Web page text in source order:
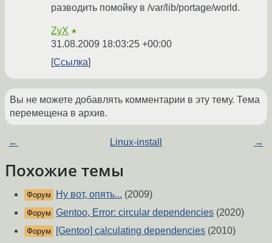
разводить помойку в /var/lib/portage/world.
ZyX ★
31.08.2009 18:03:25 +00:00
Ссылка
Вы не можете добавлять комментарии в эту тему. Тема
перемещена в архив.
← Linux-install →
Похожие темы
Форум Ну вот, опять... (2009)
Форум Gentoo, Error: circular dependencies (2020)
Форум [Gentoo] calculating dependencies (2010)